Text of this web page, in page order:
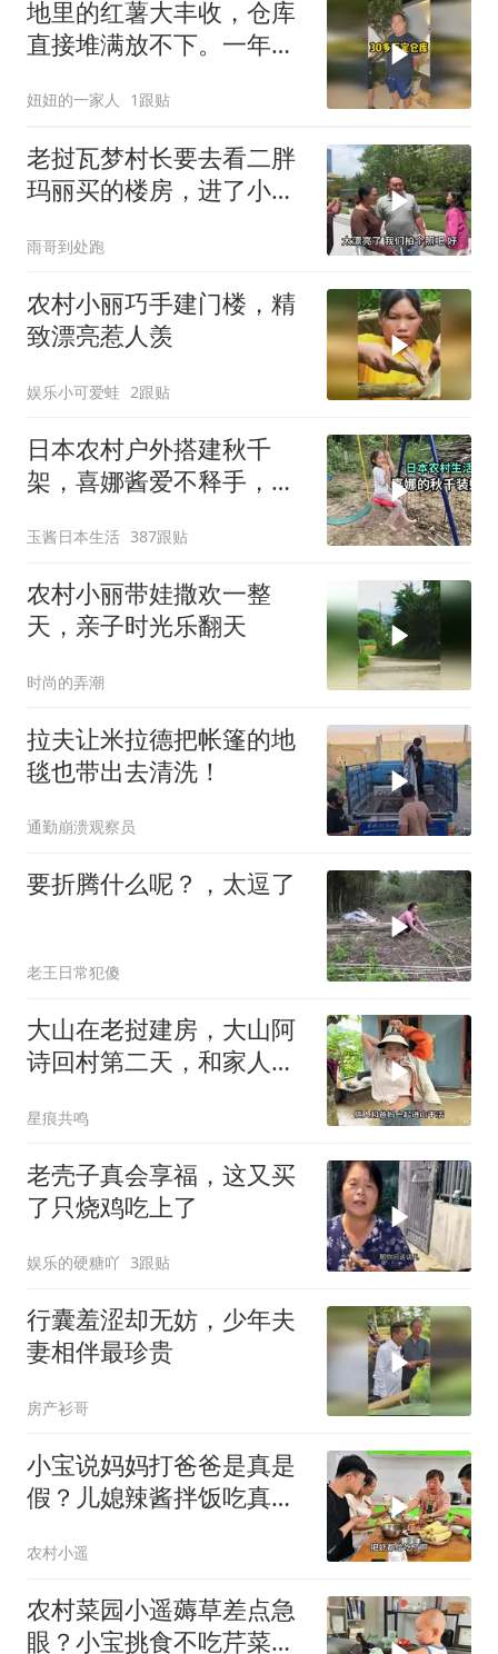
地里的红薯大丰收，仓库
直接堆满放不下。一年的
小伙伴商量商量。好在咱
们种的农产品多，以后经
常要存放货物是刚需
妞妞的一家人 1跟贴
老挝瓦梦村长要去看二胖
玛丽买的楼房，进了小区
雨哥到处跑
农村小丽巧手建门楼，精
致漂亮惹人羡
娱乐小可爱蛙 2跟贴
日本农村户外搭建秋千
架，喜娜酱爱不释手，都
玉酱日本生活 387跟贴
农村小丽带娃撒欢一整
天，亲子时光乐翻天
时尚的弄潮
拉夫让米拉德把帐篷的地
毯也带出去清洗！
通勤崩溃观察员
要折腾什么呢？，太逗了
老王日常犯傻
大山在老挝建房，大山阿
诗回村第二天，和家人一
星痕共鸣
老壳子真会享福，这又买
了只烧鸡吃上了
娱乐的硬糖吖 3跟贴
行囊羞涩却无妨，少年夫
妻相伴最珍贵
房产衫哥
小宝说妈妈打爸爸是真是
假？儿媳辣酱拌饭吃真
农村小遥
农村菜园小遥薅草差点急
眼？小宝挑食不吃芹菜，